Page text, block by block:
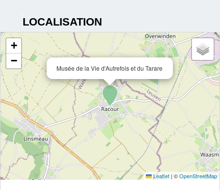
LOCALISATION
Musée de la Vie d'Autrefois et du Tarare
+
−
Leaflet | ©OpenStreetMap